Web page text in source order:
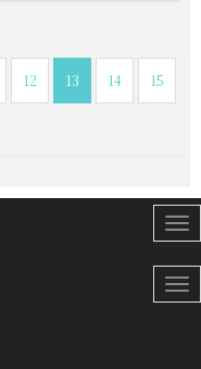
12 13 14 15